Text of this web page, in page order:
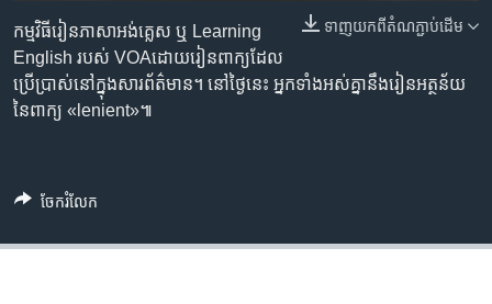
និង​
ចូល​
ទៅ​
កាន់​
បណ្តាញ​សង្គម
ទាញ​យក​ពី​តំណភ្ជាប់​ដើម
កម្មវិធីរៀនភាសាអង់គ្លេស ឬ Learning
English របស់ VOAដោយរៀនពាក្យដែល
ប្រើប្រាស់នៅក្នុងសារព័ត៌មាន។ នៅថ្ងៃនេះ អ្នកទាំងអស់គ្នានឹងរៀនអត្ថន័យ
នៃពាក្យ «lenient»៕
ចែករំលែក